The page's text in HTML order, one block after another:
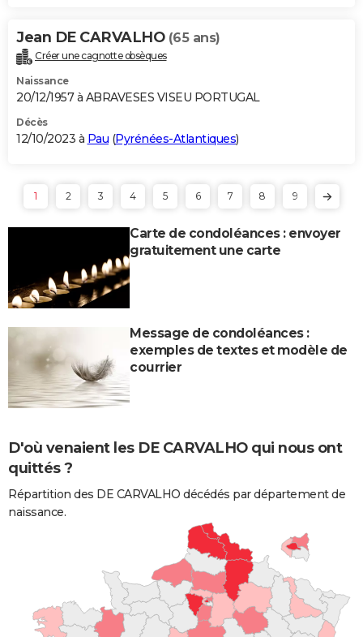
Jean DE CARVALHO (65 ans)
Créer une cagnotte obsèques
Naissance
20/12/1957 à ABRAVESES VISEU PORTUGAL
Décès
12/10/2023 à Pau (Pyrénées-Atlantiques)
1 2 3 4 5 6 7 8 9
Carte de condoléances : envoyer
gratuitement une carte
Message de condoléances :
exemples de textes et modèle de
courrier
D'où venaient les DE CARVALHO qui nous ont
quittés ?
Répartition des DE CARVALHO décédés par département de
naissance.